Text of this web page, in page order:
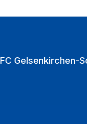
FC Gelsenkirchen-